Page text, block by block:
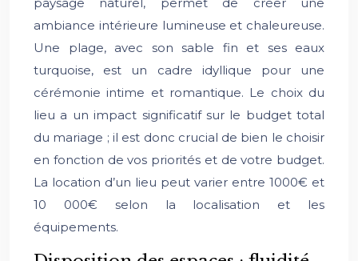
ambiance intérieure lumineuse et chaleureuse.
Une plage, avec son sable fin et ses eaux
turquoise, est un cadre idyllique pour une
cérémonie intime et romantique. Le choix du
lieu a un impact significatif sur le budget total
du mariage ; il est donc crucial de bien le choisir
en fonction de vos priorités et de votre budget.
La location d’un lieu peut varier entre 1000€ et
10 000€ selon la localisation et les
équipements.